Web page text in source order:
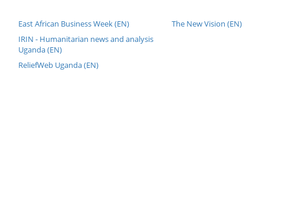
East African Business Week (EN)
IRIN - Humanitarian news and analysis
Uganda (EN)
ReliefWeb Uganda (EN)
The New Vision (EN)